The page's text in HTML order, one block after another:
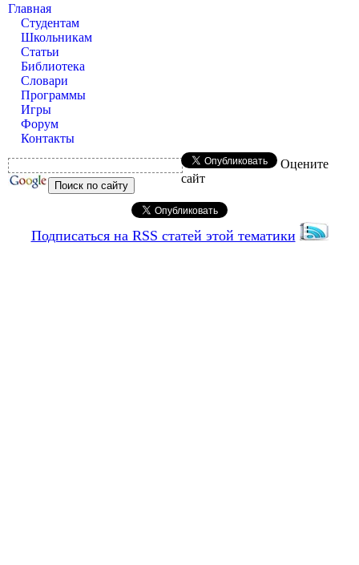
Главная
Студентам
Школьникам
Статьи
Библиотека
Словари
Программы
Игры
Форум
Контакты
Оцените
сайт
Подписаться на RSS статей этой тематики